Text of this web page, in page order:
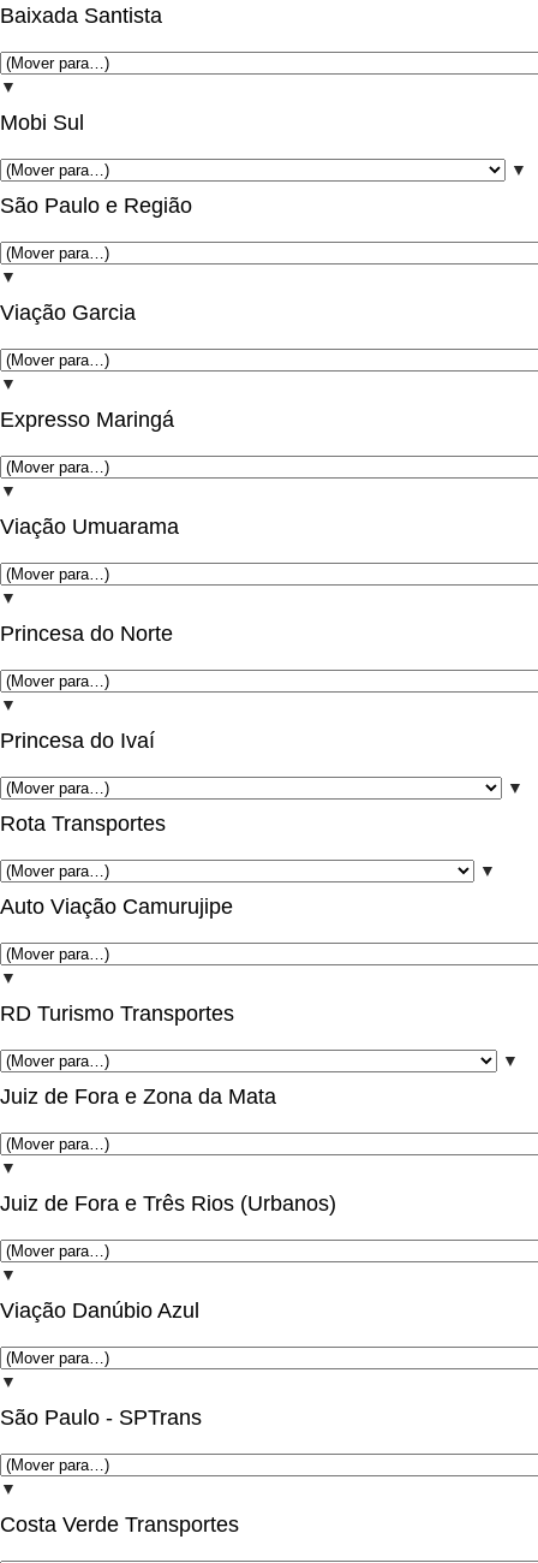
Baixada Santista
▼
Mobi Sul
▼
São Paulo e Região
▼
Viação Garcia
▼
Expresso Maringá
▼
Viação Umuarama
▼
Princesa do Norte
▼
Princesa do Ivaí
▼
Rota Transportes
▼
Auto Viação Camurujipe
▼
RD Turismo Transportes
▼
Juiz de Fora e Zona da Mata
▼
Juiz de Fora e Três Rios (Urbanos)
▼
Viação Danúbio Azul
▼
São Paulo - SPTrans
▼
Costa Verde Transportes